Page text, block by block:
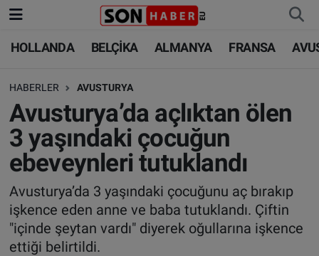
HOLLANDA BELÇİKA ALMANYA FRANSA
HABERLER AVUSTURYA
Avusturya’da açlıktan ölen
3 yaşındaki çocuğun
ebeveynleri tutuklandı
Avusturya’da 3 yaşındaki çocuğunu aç bırakıp
işkence eden anne ve baba tutuklandı. Çiftin
"içinde şeytan vardı" diyerek oğullarına işkence
ettiği belirtildi.
HOLLANDA
BELÇİKA
ALMANYA
FRANSA
AVUSTURYA
SAĞLIK - YAŞAM
HOLLANDA
BELÇİKA
ALMANYA
TÜRKİYE
DÜNYA
BİLİM-TEKNOLOJİ
Nöbetçi Eczaneler
Hava Durumu
Trafik Durumu
Süper Lig Puan Durumu ve Fikstür
Tüm Manşetler
Son Dakika Haberleri